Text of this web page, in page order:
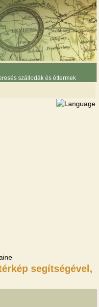
szállodák és éttermek
segítségével,